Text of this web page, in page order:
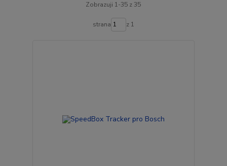
Zobrazuji 1-35 z 35
strana z 1